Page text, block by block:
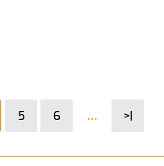
5 6 … >|